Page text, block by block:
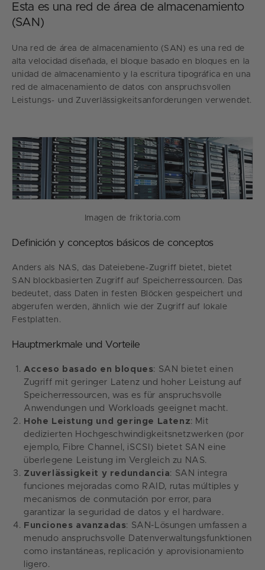
Esta es una red de área de almacenamiento
(SAN)
Una red de área de almacenamiento (SAN) es una red de
alta velocidad diseñada, el bloque basado en bloques en la
unidad de almacenamiento y la escritura tipográfica en una
red de almacenamiento de datos con anspruchsvollen
Leistungs- und Zuverlässigkeitsanforderungen verwendet.
Imagen de friktoria.com
Definición y conceptos básicos de conceptos
Anders als NAS, das Dateiebene-Zugriff bietet, bietet
SAN blockbasierten Zugriff auf Speicherressourcen. Das
bedeutet, dass Daten in festen Blöcken gespeichert und
abgerufen werden, ähnlich wie der Zugriff auf lokale
Festplatten.
Hauptmerkmale und Vorteile
Acceso basado en bloques: SAN bietet einen
Zugriff mit geringer Latenz und hoher Leistung auf
Speicherressourcen, was es für anspruchsvolle
Anwendungen und Workloads geeignet macht.
Hohe Leistung und geringe Latenz: Mit
dedizierten Hochgeschwindigkeitsnetzwerken (por
ejemplo, Fibre Channel, iSCSI) bietet SAN eine
überlegene Leistung im Vergleich zu NAS.
Zuverlässigkeit y redundancia: SAN integra
funciones mejoradas como RAID, rutas múltiples y
mecanismos de conmutación por error, para
garantizar la seguridad de datos y el hardware.
Funciones avanzadas: SAN-Lösungen umfassen a
menudo anspruchsvolle Datenverwaltungsfunktionen
como instantáneas, replicación y aprovisionamiento
ligero.